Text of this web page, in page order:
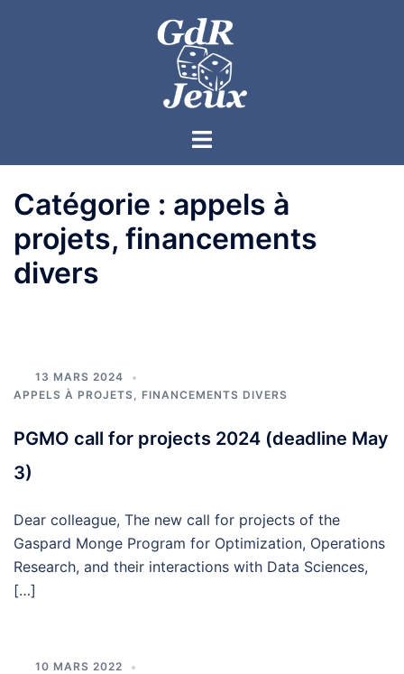
Catégorie : appels à
projets, financements
divers
13 MARS 2024
APPELS À PROJETS, FINANCEMENTS DIVERS
PGMO call for projects 2024 (deadline May
3)
Dear colleague, The new call for projects of the
Gaspard Monge Program for Optimization, Operations
Research, and their interactions with Data Sciences,
[…]
10 MARS 2022